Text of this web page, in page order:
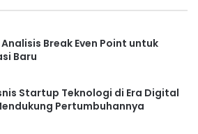
Break Even Point untuk
Baru
Startup Teknologi di Era Digital
Pertumbuhannya